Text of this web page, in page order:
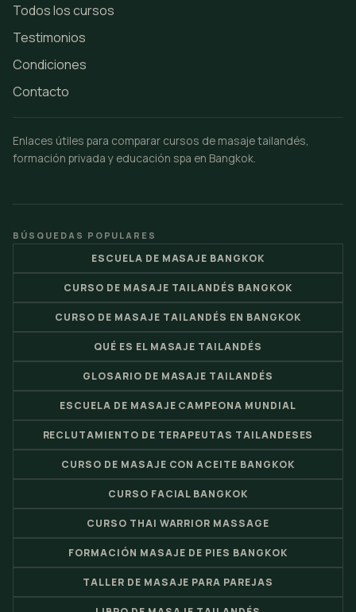
Todos los cursos
Testimonios
Condiciones
Contacto
Enlaces útiles para comparar cursos de masaje tailandés,
formación privada y educación spa en Bangkok.
BÚSQUEDAS POPULARES
ESCUELA DE MASAJE BANGKOK
CURSO DE MASAJE TAILANDÉS BANGKOK
CURSO DE MASAJE TAILANDÉS EN BANGKOK
QUÉ ES EL MASAJE TAILANDÉS
GLOSARIO DE MASAJE TAILANDÉS
ESCUELA DE MASAJE CAMPEONA MUNDIAL
RECLUTAMIENTO DE TERAPEUTAS TAILANDESES
CURSO DE MASAJE CON ACEITE BANGKOK
CURSO FACIAL BANGKOK
CURSO THAI WARRIOR MASSAGE
FORMACIÓN MASAJE DE PIES BANGKOK
TALLER DE MASAJE PARA PAREJAS